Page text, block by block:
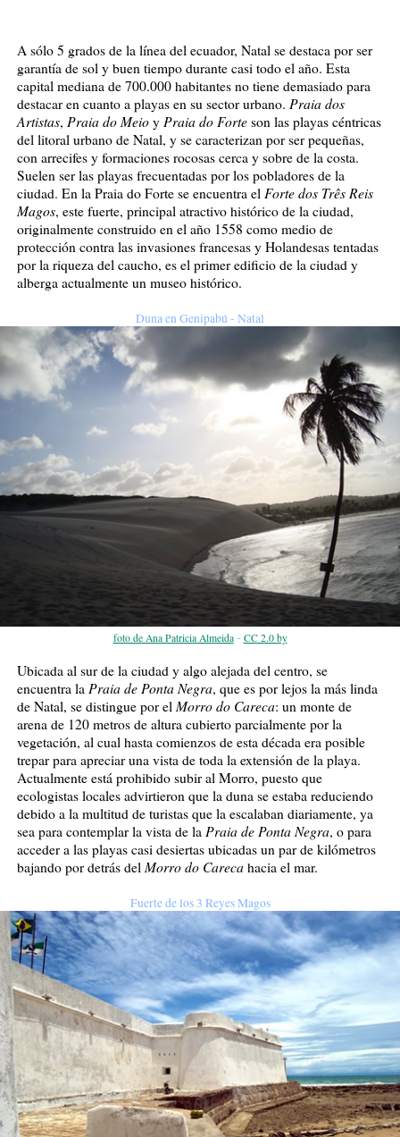
A sólo 5 grados de la línea del ecuador, Natal se destaca por ser
garantía de sol y buen tiempo durante casi todo el año. Esta
capital mediana de 700.000 habitantes no tiene demasiado para
destacar en cuanto a playas en su sector urbano. Praia dos
Artistas, Praia do Meioy Praia do Forteson las playas céntricas
del litoral urbano de Natal, y se caracterizan por ser pequeñas,
con arrecifes y formaciones rocosas cerca y sobre de la costa.
Suelen ser las playas frecuentadas por los pobladores de la
ciudad. En la Praia do Forte se encuentra el Forte dos Três Reis
Magos, este fuerte, principal atractivo histórico de la ciudad,
originalmente construido en el año 1558 como medio de
protección contra las invasiones francesas y Holandesas tentadas
por la riqueza del caucho, es el primer edificio de la ciudad y
alberga actualmente un museo histórico.
Duna en Genipabú - Natal
foto de Ana Patricia Almeida- CC 2.0 by
Ubicada al sur de la ciudad y algo alejada del centro, se
encuentra la Praia de Ponta Negra, que es por lejos la más linda
de Natal, se distingue por el Morro do Careca: un monte de
arena de 120 metros de altura cubierto parcialmente por la
vegetación, al cual hasta comienzos de esta década era posible
trepar para apreciar una vista de toda la extensión de la playa.
Actualmente está prohibido subir al Morro, puesto que
ecologistas locales advirtieron que la duna se estaba reduciendo
debido a la multitud de turistas que la escalaban diariamente, ya
sea para contemplar la vista de la Praia de Ponta Negra, o para
acceder a las playas casi desiertas ubicadas un par de kilómetros
bajando por detrás del Morro do Carecahacia el mar.
Fuerte de los 3 Reyes Magos